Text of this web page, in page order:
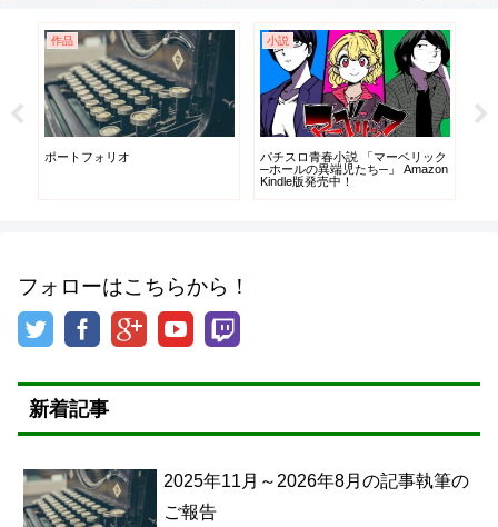
作品
ポートフォリオ
小説
パチスロ青春小説 「マーベリック
─ホールの異端児たち─」 Amazon
Kindle版発売中！
フォローはこちらから！
新着記事
2025年11月～2026年8月の記事執筆の
ご報告